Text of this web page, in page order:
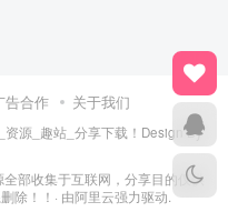
告合作 关于我们
源_趣站_分享下载！Design By
部收集于互联网，分享目的仅供
除！！· 由阿里云强力驱动.